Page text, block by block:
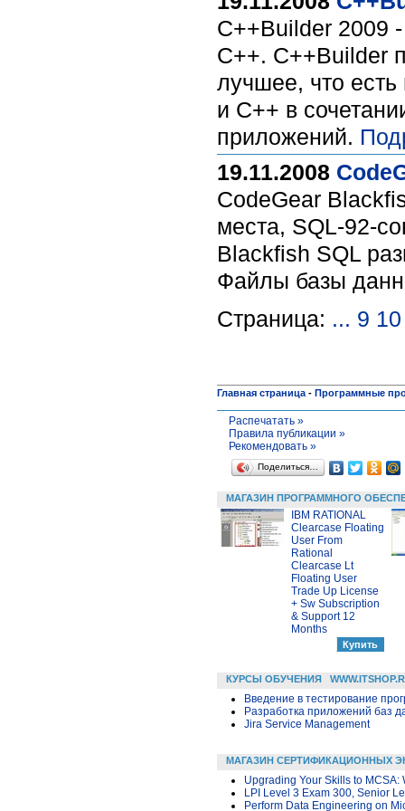
C++Builder 2009
C++. C++Builder
лучшее, что есть
и C++ в
приложений.
19.11.2008
CodeGear
места, SQL-92-
Blackfish SQL
Файлы базы
Страница: ... 9 10
Главная страница - Программные
Распечатать »
Правила публикации »
Рекомендовать »
Поделиться…
МАГАЗИН ПРОГРАММНОГО
IBM RATIONAL
Clearcase Floating
User From
Rational
Clearcase Lt
Floating User
Trade Up License
+ Sw Subscription
& Support 12
Months
КУРСЫ ОБУЧЕНИЯ
Введение в тестирование
Разработка приложений баз
Jira Service Management
МАГАЗИН СЕРТИФИКАЦИОННЫХ
Upgrading Your Skills to MCSA:
LPI Level 3 Exam 300, Senior
Perform Data Engineering on